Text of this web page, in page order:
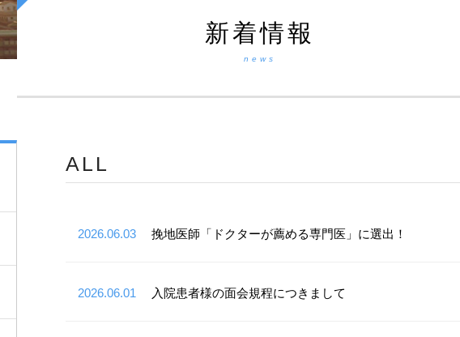
新着情報
news
ALL
2026.06.03 挽地医師「ドクターが薦める専門医」に選出！
2026.06.01 入院患者様の面会規程につきまして